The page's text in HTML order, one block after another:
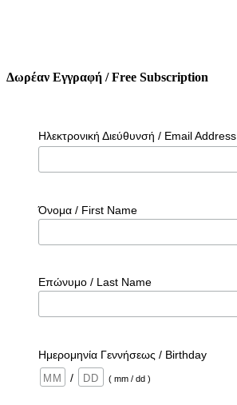
Δωρέαν Εγγραφή / Free Subscription
Ηλεκτρονική Διεύθυνσή / Email Address
Όνομα / First Name
Επώνυμο / Last Name
Ημερομηνία Γεννήσεως / Birthday
/
( mm / dd )